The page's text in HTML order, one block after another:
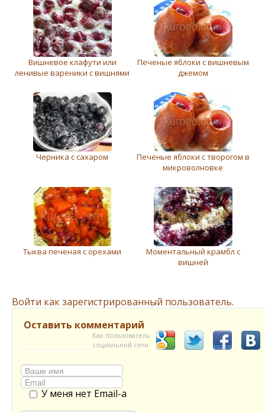
Вишневое клафути или
ленивые вареники с вишнями
Печеные яблоки с вишневым
джемом
Чeрника с сахаром
Печеные яблоки с творогом в
микроволновке
Тыква печеная с орехами
Моментальный крамбл с
вишней
Войти как зарегистрированный пользователь.
Оставить комментарий
Как пользователь
социальной сети
У меня нет Email-а